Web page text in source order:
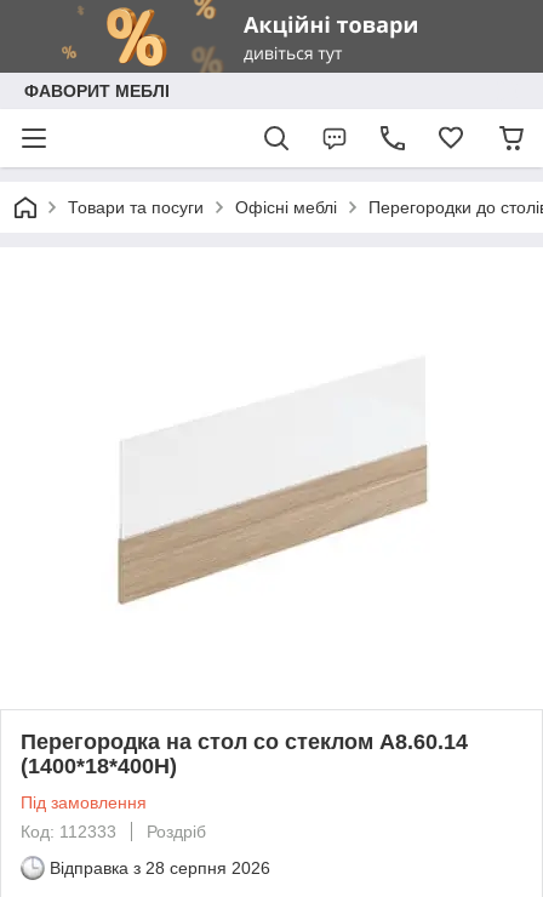
ФАВОРИТ МЕБЛІ
Товари та посуги Офісні меблі Перегородки до
Перегородка на стол со стеклом А8.60.14
(1400*18*400H)
Під замовлення
Код: 112333
Роздріб
Відправка з 28 серпня 2026